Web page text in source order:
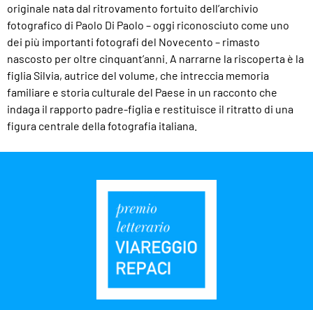
originale nata dal ritrovamento fortuito dell’archivio
fotografico di Paolo Di Paolo – oggi riconosciuto come uno
dei più importanti fotografi del Novecento – rimasto
nascosto per oltre cinquant’anni. A narrarne la riscoperta è la
figlia Silvia, autrice del volume, che intreccia memoria
familiare e storia culturale del Paese in un racconto che
indaga il rapporto padre-figlia e restituisce il ritratto di una
figura centrale della fotografia italiana.